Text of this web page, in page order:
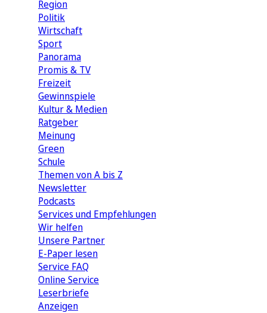
Region
Politik
Wirtschaft
Sport
Panorama
Promis & TV
Freizeit
Gewinnspiele
Kultur & Medien
Ratgeber
Meinung
Green
Schule
Themen von A bis Z
Newsletter
Podcasts
Services und Empfehlungen
Wir helfen
Unsere Partner
E-Paper lesen
Service FAQ
Online Service
Leserbriefe
Anzeigen